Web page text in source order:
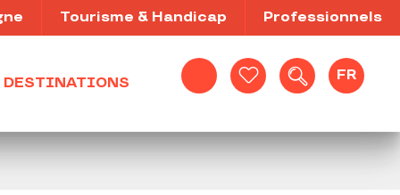
Recherche
FR
Tourisme & Handicap Professionnels
DESTINATIONS